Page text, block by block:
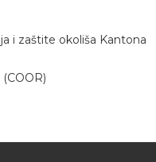
i zaštite okoliša Kantona